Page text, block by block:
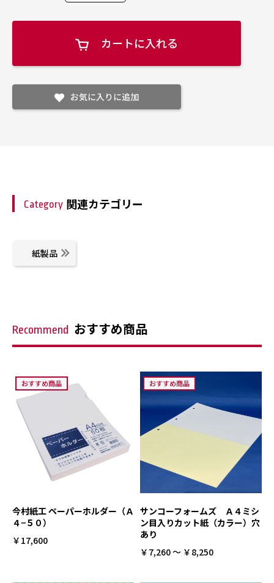
カートに入れる
お気に入りに追加
Category 関連カテゴリー
紙製品
Recommend おすすめ商品
おすすめ商品
今村紙工 ペーパーホルダー（Ａ
４−５０）
￥17,600
おすすめ商品
サンコーフォームズ Ａ４ミシ
ン目入りカット紙（カラー）穴
あり
￥7,260 ～ ￥8,250